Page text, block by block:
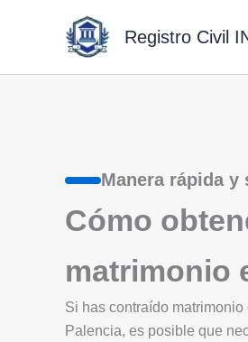
Registro Civil
Manera rápida y
Cómo
matrimonio
Si has contraído
Palencia, es posible que